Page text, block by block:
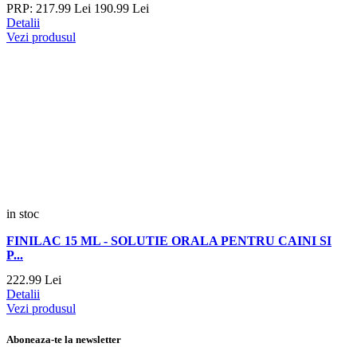
PRP: 217.99 Lei 190.99 Lei
Detalii
Vezi produsul
in stoc
FINILAC 15 ML - SOLUTIE ORALA PENTRU CAINI SI
P...
222.99 Lei
Detalii
Vezi produsul
Aboneaza-te la newsletter